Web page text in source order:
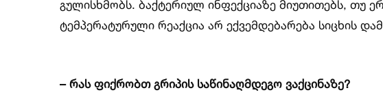
გულისხმობს. ბაქტერიულ ინფექციაზე მიუთითებს, თუ
ტემპერატურული რეაქცია არ ექვემდებარება სიცხის
– რას ფიქრობთ გრიპის საწინაღმდეგო ვაქცინაზე?